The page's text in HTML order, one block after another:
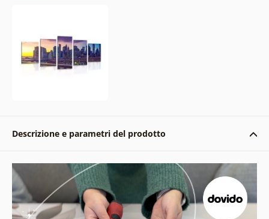
Descrizione e parametri del prodotto